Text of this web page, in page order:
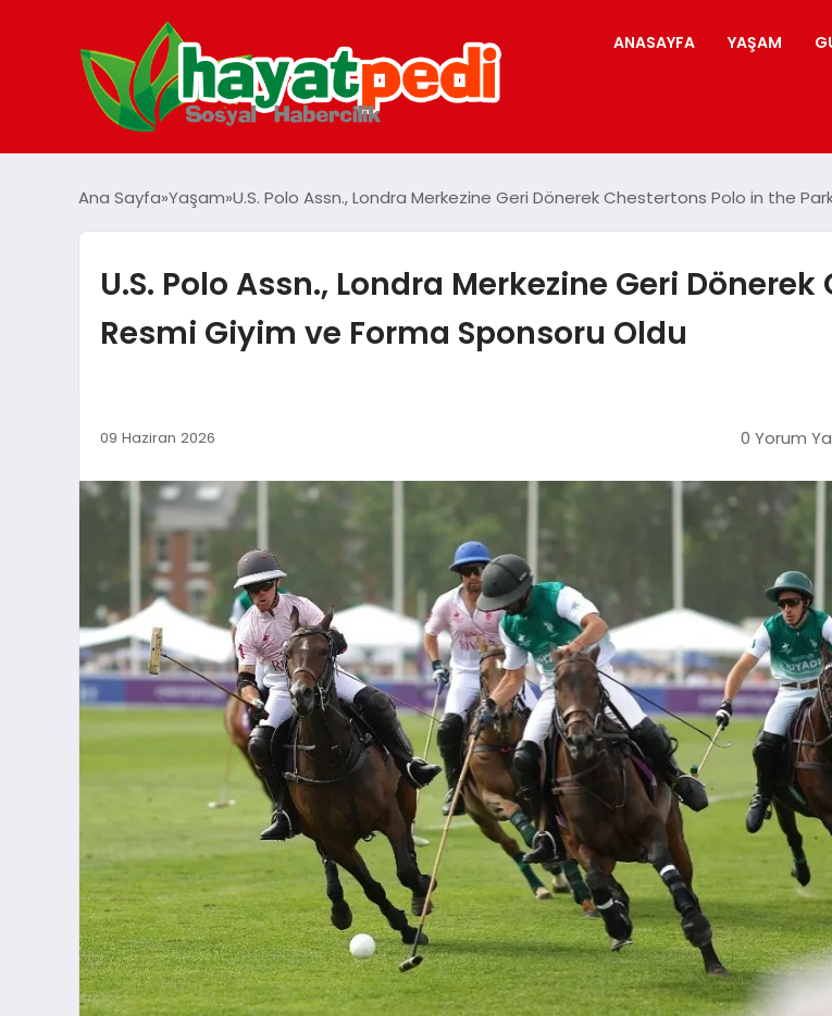
ANASAYFA YAŞAM
Ana Sayfa Yaşam U.S. Polo Assn., Londra Merkezine Geri Dönerek Chestertons Polo in the
U.S. Polo Assn., Londra Merkezine Geri
Resmi Giyim ve Forma Sponsoru Oldu
09 Haziran 2026 0 Yorum